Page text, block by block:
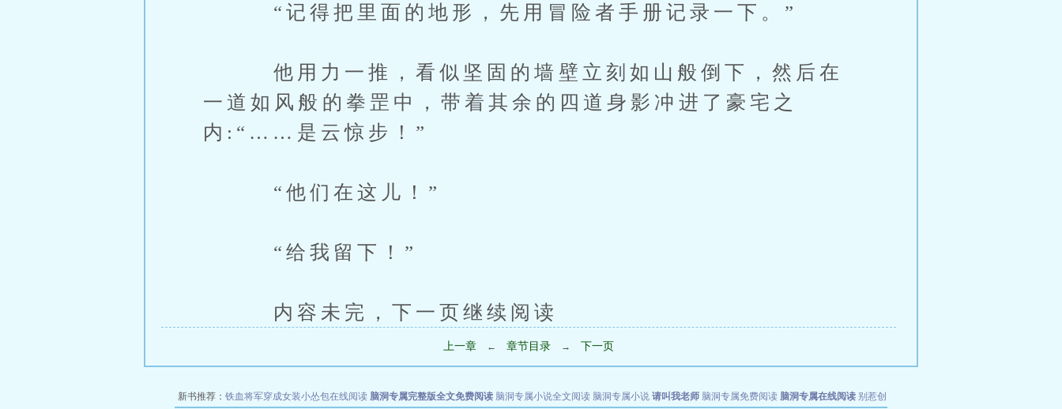
“记得把里面的地形，先用冒险者手册记录一下。”
他用力一推，看似坚固的墙壁立刻如山般倒下，然后在
一道如风般的拳罡中，带着其余的四道身影冲进了豪宅之
内:“……是云惊步！”
“他们在这儿！”
“给我留下！”
内容未完，下一页继续阅读
上一章 ← 章节目录 → 下一页
新书推荐： 铁血将军穿成女装小怂包在线阅读 脑洞专属完整版全文免费阅读 脑洞专属小说全文阅读 脑洞专属小说 请叫我老师 脑洞专属免费阅读 脑洞专属在线阅读 别惹创